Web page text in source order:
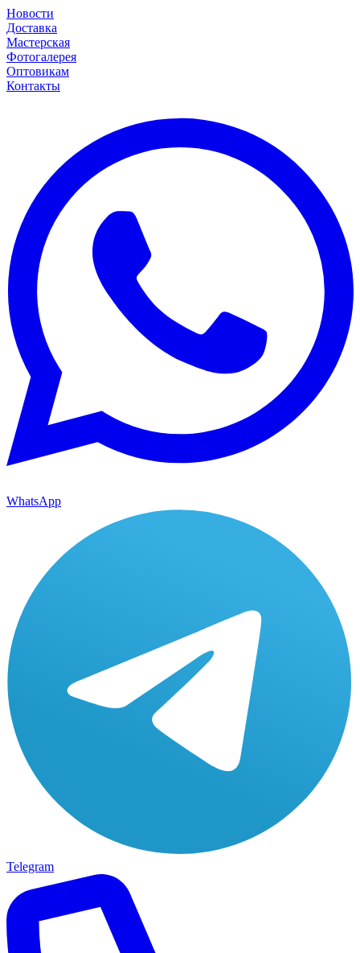
Новости
Доставка
Мастерская
Фотогалерея
Оптовикам
Контакты
WhatsApp
Telegram